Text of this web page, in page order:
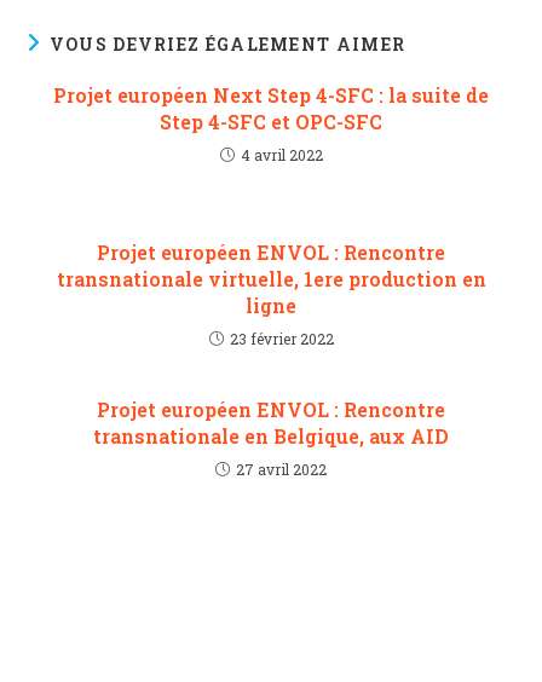
VOUS DEVRIEZ ÉGALEMENT AIMER
Projet européen Next Step 4-SFC : la suite de
Step 4-SFC et OPC-SFC
4 avril 2022
Projet européen ENVOL : Rencontre
transnationale virtuelle, 1ere production en
ligne
23 février 2022
Projet européen ENVOL : Rencontre
transnationale en Belgique, aux AID
27 avril 2022